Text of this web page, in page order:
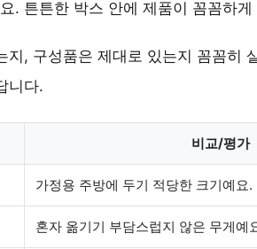
. 튼튼한 박스 안에 제품이 꼼꼼하
지, 구성품은 제대로 있는지 꼼꼼히
니다.
비교/평가
가정용 주방에 두기 적당한 크기예요.
혼자 옮기기 부담스럽지 않은 무게예